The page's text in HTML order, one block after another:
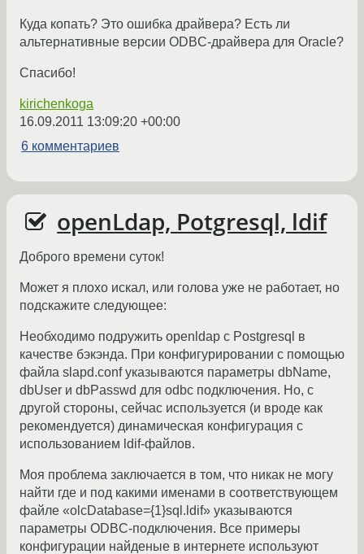
Куда копать? Это ошибка драйвера? Есть ли
альтернативные версии ODBC-драйвера для Oracle?
Спасибо!
kirichenkoga
16.09.2011 13:09:20 +00:00
6 комментариев
openLdap, Potgresql, ldif
Доброго времени суток!
Может я плохо искал, или голова уже не работает, но
подскажите следующее:
Необходимо подружить openldap с Postgresql в
качестве бэкэнда. При конфигурировании с помощью
файла slapd.conf указываются параметры dbName,
dbUser и dbPasswd для odbc подключения. Но, с
другой стороны, сейчас используется (и вроде как
рекомендуется) динамическая конфигурация с
использованием ldif-файлов.
Моя проблема заключается в том, что никак не могу
найти где и под какими именами в соответствующем
файле «olcDatabase={1}sql.ldif» указываются
параметры ODBC-подключения. Все примеры
конфигурации найденые в интернете используют